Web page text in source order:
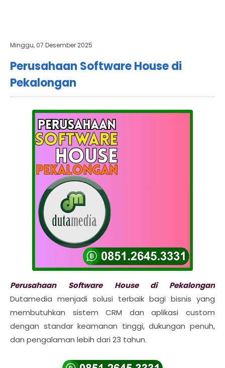
Minggu, 07 Desember 2025
Perusahaan Software House di
Pekalongan
Perusahaan Software House di Pekalongan
Dutamedia menjadi solusi terbaik bagi bisnis yang
membutuhkan sistem CRM dan aplikasi custom
dengan standar keamanan tinggi, dukungan penuh,
dan pengalaman lebih dari 23 tahun.